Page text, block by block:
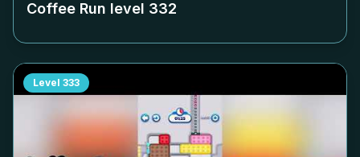
Coffee Run level 332
Level 333